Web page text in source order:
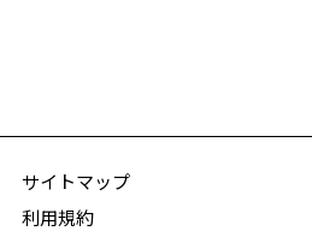
サイトマップ
利用規約